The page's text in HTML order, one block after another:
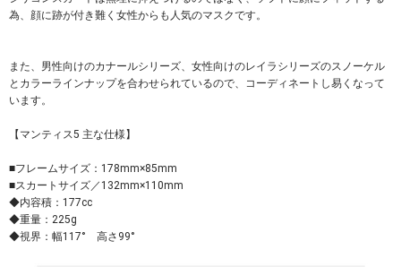
為、顔に跡が付き難く女性からも人気のマスクです。
また、男性向けのカナールシリーズ、女性向けのレイラシリーズのスノーケル
とカラーラインナップを合わせられているので、コーディネートし易くなって
います。
【マンティス5 主な仕様】
■フレームサイズ：178mm×85mm
■スカートサイズ／132mm×110mm
◆内容積：177cc
◆重量：225g
◆視界：幅117° 高さ99°